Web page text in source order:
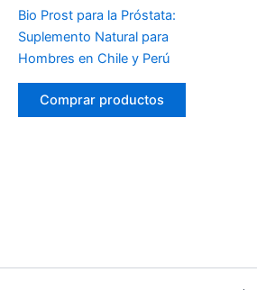
Bio Prost para la Próstata:
Suplemento Natural para
Hombres en Chile y Perú
Comprar productos